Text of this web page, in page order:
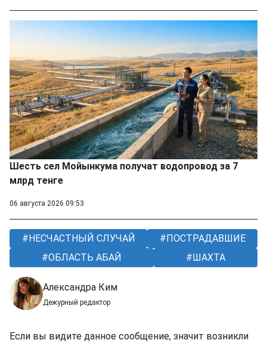
Шесть сел Мойынкума получат водопровод за 7
млрд тенге
06 августа 2026 09:53
НЕСЧАСТНЫЙ СЛУЧАЙ
ПОСТРАДАВШИЕ
ОБЛАСТЬ АБАЙ
ШАХТА
Александра Ким
Дежурный редактор
Если вы видите данное сообщение, значит возникли